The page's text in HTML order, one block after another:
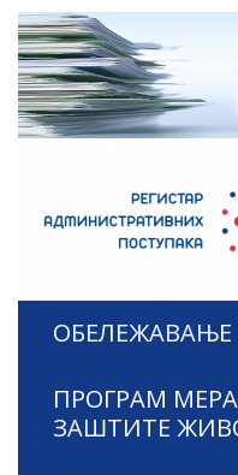
ПРОГРАМ
ЗАШТИТЕ